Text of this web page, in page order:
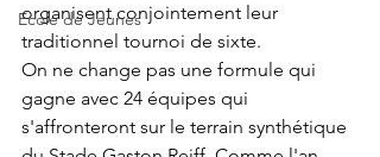
Ecole de Jeunes
organisent conjointement leur
traditionnel tournoi de sixte.
On ne change pas une formule qui
gagne avec 24 équipes qui
s'affronteront sur le terrain synthétique